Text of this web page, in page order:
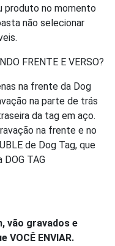
produto no momento
não selecionar
FRENTE E VERSO?
na frente da Dog
na parte de trás
da tag em aço.
na frente e no
de Dog Tag, que
TAG
vão gravados e
VOCÊ ENVIAR.